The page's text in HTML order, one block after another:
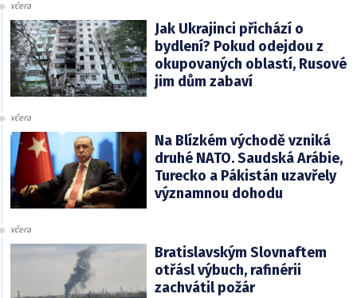
včera
Jak Ukrajinci přichází o
bydlení? Pokud odejdou z
okupovaných oblastí, Rusové
jim dům zabaví
včera
Na Blízkém východě vzniká
druhé NATO. Saudská Arábie,
Turecko a Pákistán uzavřely
významnou dohodu
včera
Bratislavským Slovnaftem
otřásl výbuch, rafinérii
zachvátil požár